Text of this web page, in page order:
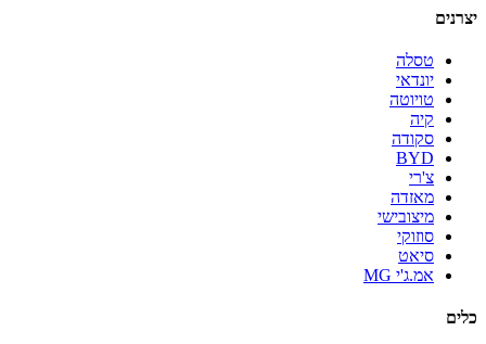
יצרנים
טסלה
יונדאי
טויוטה
קיה
סקודה
BYD
צ'רי
מאזדה
מיצובישי
סוזוקי
סיאט
אמ.ג'י MG
כלים